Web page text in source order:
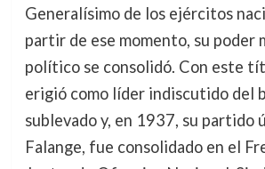
Generalísimo de los ejércitos
partir de ese momento, su poder
político se consolidó. Con este
erigió como líder indiscutido del
sublevado y, en 1937, su partido
Falange, fue consolidado en el